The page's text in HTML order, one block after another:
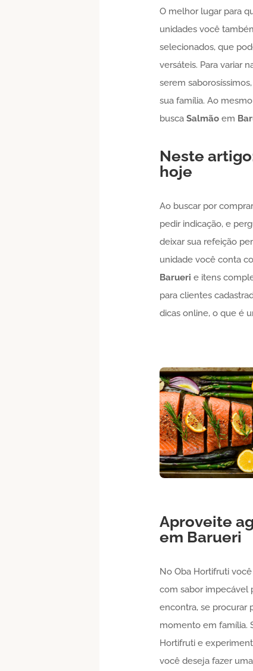
O melhor lugar para
unidades você
selecionados, que
versáteis. Para variar
serem
sua família. Ao
busca Salmãoem
Neste
hoje
Ao buscar por
pedir indicação, e
deixar sua refeição
unidade você conta
Barueri e itens
para clientes
dicas online, o que é
Aproveite
em Barueri
No Oba Hortifruti
com sabor impecável
encontra, se procurar
momento em família.
Hortifruti e
você deseja fazer